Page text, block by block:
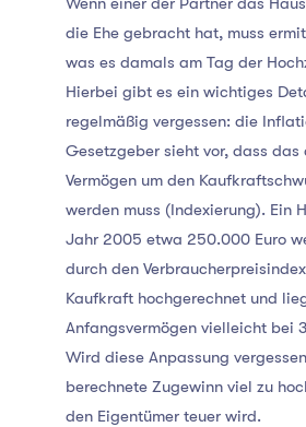
die Ehe gebracht hat, muss
was es damals am Tag der
Hierbei gibt es ein wichtiges
regelmäßig vergessen: die
Gesetzgeber sieht vor, dass
Vermögen um den
werden muss (Indexierung). Ein
Jahr 2005 etwa 250.000 Euro
durch den
Kaufkraft hochgerechnet und
Anfangsvermögen vielleicht bei
Wird diese Anpassung
berechnete Zugewinn viel zu
den Eigentümer teuer wird.